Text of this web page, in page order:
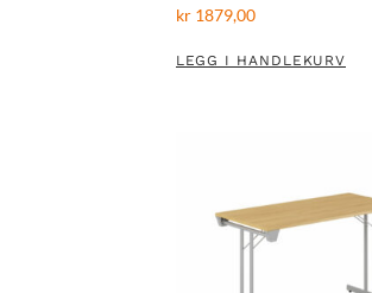
kr1879,00
LEGG I HANDLEKURV